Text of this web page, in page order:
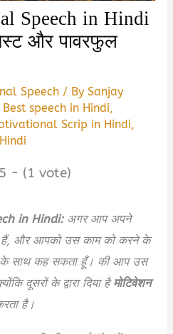
Speech in Hindi
और पावरफुल
Speech / BySanjay
Best speech in Hindi,
Scrip in Hindi,
- (1 vote)
in Hindi:अगर आप अपने
हैं, और आपको उस काम को करने के
के साथ कह सकता हूँ। की आप उस
दूसरों के द्वारा दिया हैमोटिवेशन
है।